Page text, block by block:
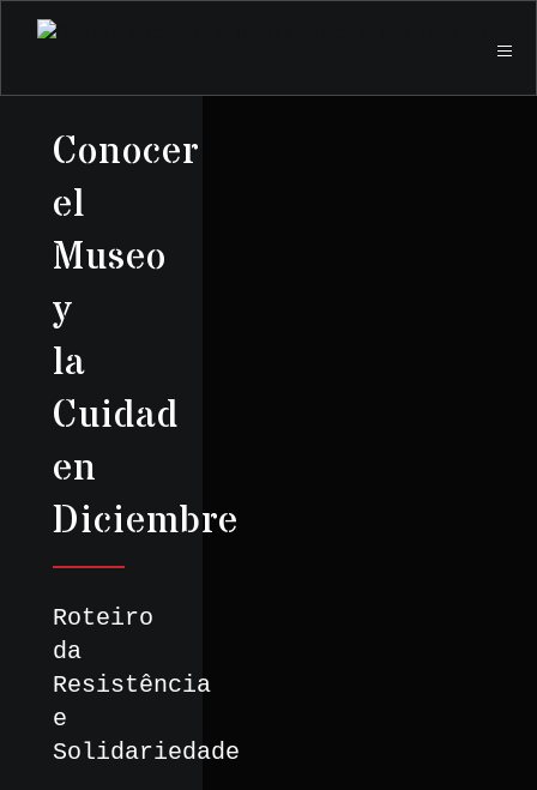
Conocer
el
Museo
y
la
Cuidad
en
Diciembre
Roteiro
da
Resistência
e
Solidariedade